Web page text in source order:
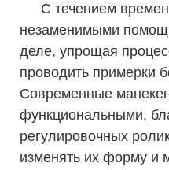
С течением
незаменимыми
деле, упрощая
проводить примерки
Современные
функциональными,
регулировочных
изменять их форму и